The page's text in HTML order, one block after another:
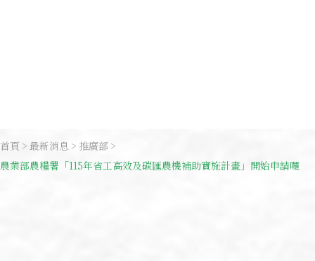
首頁 最新消息
推廣部
農業部農糧署「115年省工高效及碳匯農機補助實施計畫」開始申請囉